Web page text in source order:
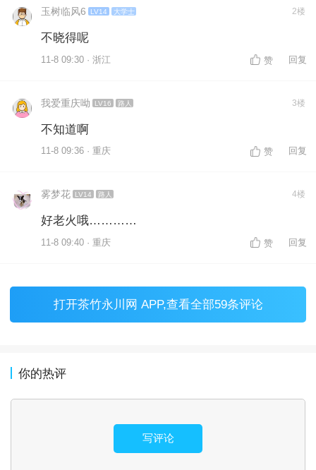
玉树临风6 LV14 大学士 2楼
不晓得呢
11-8 09:30 · 浙江 赞 回复
我爱重庆呦 LV16 路人 3楼
不知道啊
11-8 09:36 · 重庆 赞 回复
雾梦花 LV14 路人 4楼
好老火哦…………
11-8 09:40 · 重庆 赞 回复
打开茶竹永川网 APP,查看全部59条评论
你的热评
写评论